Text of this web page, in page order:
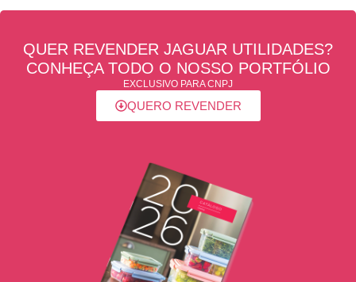
QUER REVENDER JAGUAR UTILIDADES?
CONHEÇA TODO O NOSSO PORTFÓLIO
EXCLUSIVO PARA CNPJ
QUERO REVENDER